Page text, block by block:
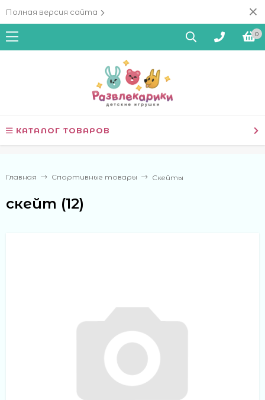
Полная версия сайта
0
КАТАЛОГ ТОВАРОВ
Главная Спортивные товары Скейты
скейт (12)